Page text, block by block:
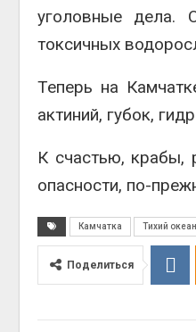
уголовные дела.
токсичных
Теперь на
актиний, губок,
К счастью, крабы,
опасности, по-
Камчатка Тихий океан
Поделиться